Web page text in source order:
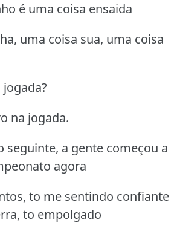
é uma coisa ensaida
uma coisa sua, uma coisa
na jogada.
seguinte, a gente começou a
agora
to me sentindo confiante
to empolgado